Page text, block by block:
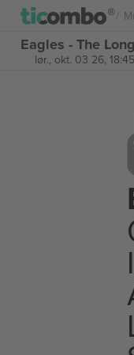
Eagles - The
lør., okt. 03 26,